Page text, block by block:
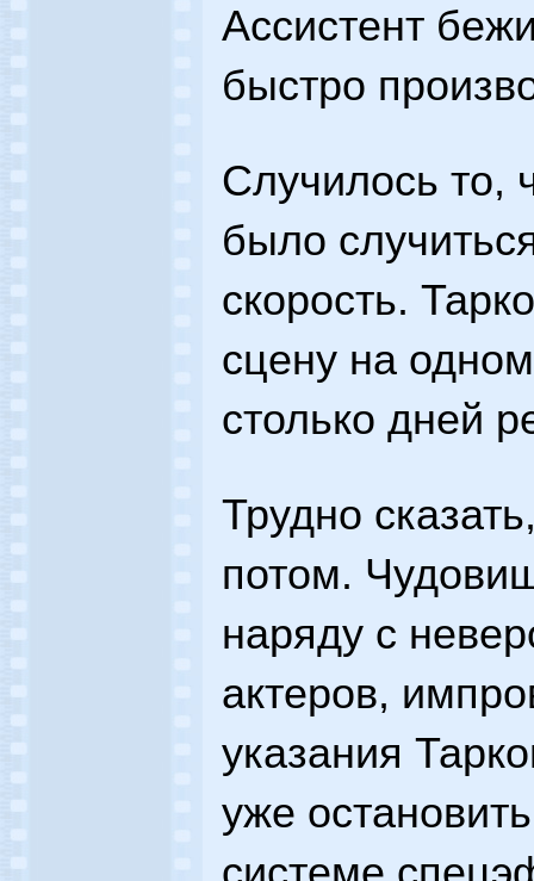
Ассистент
быстро
Случилось то,
было
скорость.
сцену на
столько дней
Трудно
потом.
наряду с
актеров,
указания
уже